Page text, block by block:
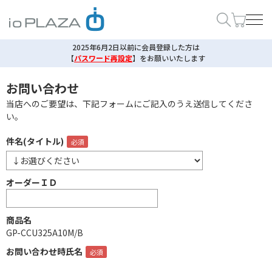
2025年6月2日以前に会員登録した方は
【パスワード再設定】 をお願いいたします
お問い合わせ
当店へのご要望は、下記フォームにご記入のうえ送信してくださ
い。
件名(タイトル)
オーダーＩＤ
商品名
GP-CCU325A10M/B
お問い合わせ時氏名